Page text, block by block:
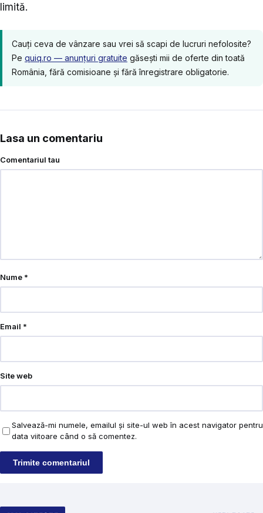
limită.
Cauți ceva de vânzare sau vrei să scapi de lucruri nefolosite?
Pe quiq.ro — anunțuri gratuite găsești mii de oferte din toată
România, fără comisioane și fără înregistrare obligatorie.
Lasa un comentariu
Comentariul tau
Nume *
Email *
Site web
Salvează-mi numele, emailul și site-ul web în acest navigator pentru
data viitoare când o să comentez.